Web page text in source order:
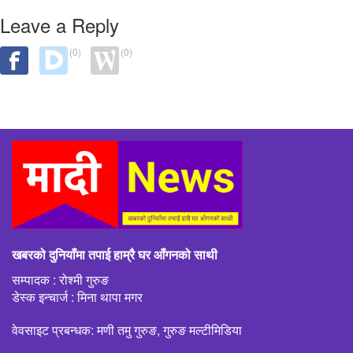
Leave a Reply
(0) (0)
खबरको दुनियाँमा तपाई हाम्रै घर आँगनको साथी
सम्पादक : रोश्मी गुरुङ
डेस्क इन्चार्ज : मिना थापा मगर
वेवसाइट प्रबन्धक: मणी तमु गुरुङ, गुरुङ मल्टीमिडिया